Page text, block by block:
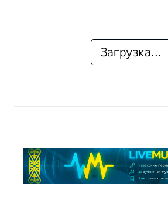
Загрузка...